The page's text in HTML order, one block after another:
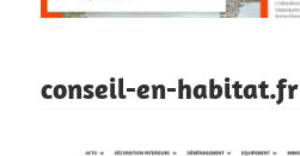
conseil-en-habitat.fr